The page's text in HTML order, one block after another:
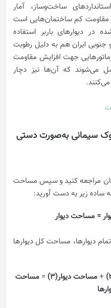
ساخت‌و‌ساز، آمار
مقاومت کم ساختمان‌هایی است
در دیوار‌های باربر استفاده
جنوبی ایران هم به دلیل رطوبت
جهت افزایش مقاومت
می‌شوند که آن‌ها نیز دچار
سیمانی به‌صورت دستی
مراجعه کنید و سپس مساحت
ساده زیر به دست آورید:
= مساحت دیوار
دیوار‌ها، مساحت کل دیوار‌ها
+مساحت دیوار(3)
= مساحت